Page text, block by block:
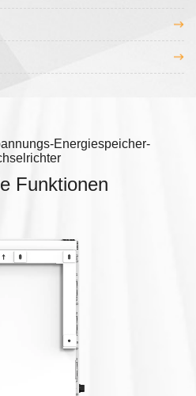
Energiespeicher-
Funktionen